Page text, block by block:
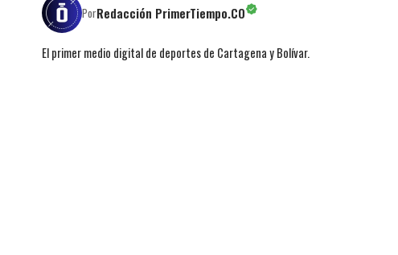
PorRedacción PrimerTiempo.CO
El primer medio digital de deportes de Cartagena y Bolívar.